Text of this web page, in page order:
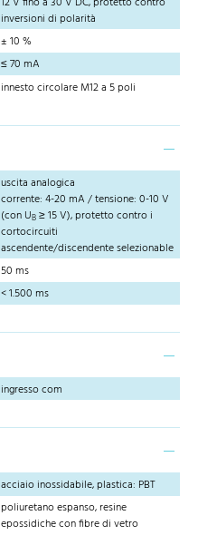
inversioni di polarità
± 10 %
≤ 70 mA
innesto circolare M12 a 5 poli
uscita analogica
corrente: 4-20 mA / tensione: 0-10 V
(con UB ≥ 15 V), protetto contro i
cortocircuiti
ascendente/discendente selezionable
50 ms
< 1.500 ms
ingresso com
acciaio inossidabile, plastica: PBT
poliuretano espanso, resine
epossidiche con fibre di vetro